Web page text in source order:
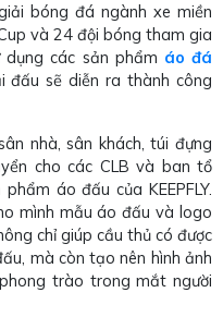
bóng đá ngành xe miền
và 24 đội bóng tham gia
các sản phẩm áo đá
đấu sẽ diễn ra thành công
nhà, sân khách, túi đựng
cho các CLB và ban tổ
áo đấu của KEEPFLY.
mình mẫu áo đấu và logo
chỉ giúp cầu thủ có được
mà còn tạo nên hình ảnh
trào trong mắt người